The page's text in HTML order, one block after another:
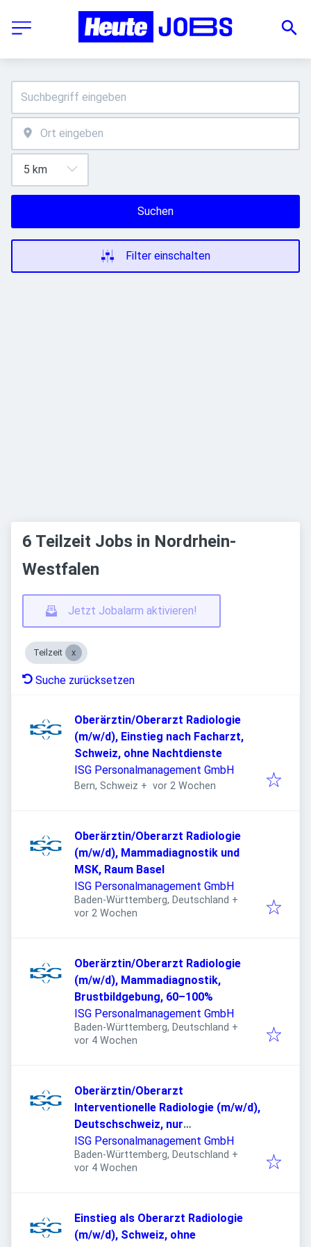
Suchen
Filter einschalten
6 Teilzeit Jobs in Nordrhein-
Westfalen
Jetzt Jobalarm aktivieren!
Teilzeit
Suche zurücksetzen
Oberärztin/Oberarzt Radiologie
(m/w/d), Einstieg nach Facharzt,
Schweiz, ohne Nachtdienste
ISG Personalmanagement GmbH
Bern, Schweiz + Veröffentlicht
vor 2 Wochen
Oberärztin/Oberarzt Radiologie
(m/w/d), Mammadiagnostik und
MSK, Raum Basel
ISG Personalmanagement GmbH
Baden-Württemberg, Deutschland +
Veröffentlicht
vor 2 Wochen
Oberärztin/Oberarzt Radiologie
(m/w/d), Mammadiagnostik,
Brustbildgebung, 60–100%
ISG Personalmanagement GmbH
Baden-Württemberg, Deutschland +
Veröffentlicht
vor 4 Wochen
Oberärztin/Oberarzt
Interventionelle Radiologie (m/w/d),
Deutschschweiz, nur
Hintergrunddienste
ISG Personalmanagement GmbH
Baden-Württemberg, Deutschland +
Veröffentlicht
vor 4 Wochen
Einstieg als Oberarzt Radiologie
(m/w/d), Schweiz, ohne